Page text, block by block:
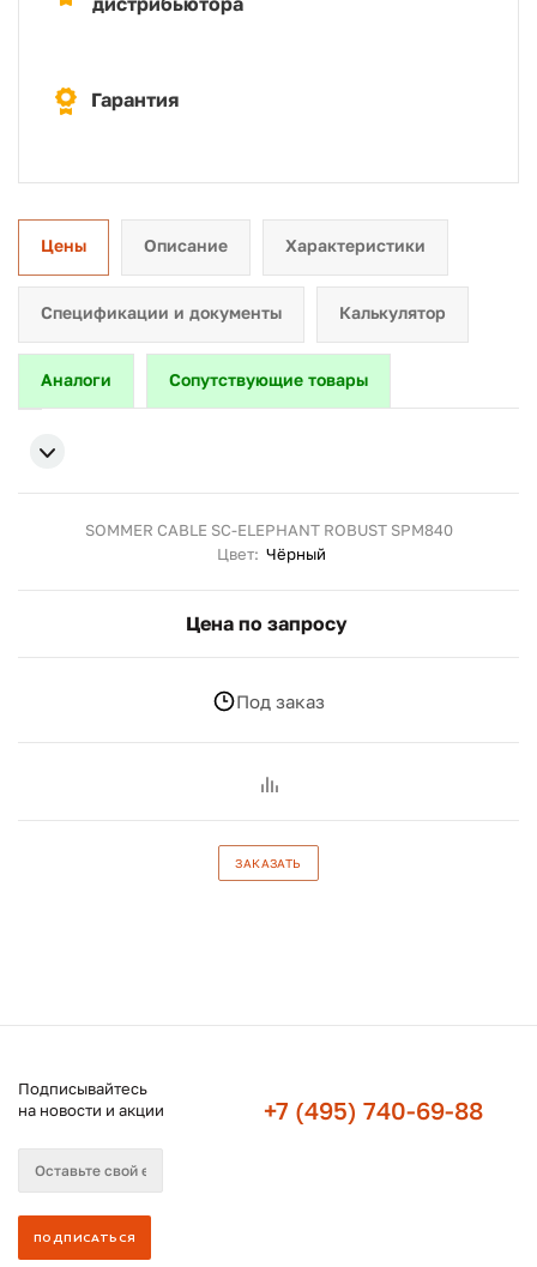
Гарантия
Цены Описание Характеристики
Спецификации и документы Калькулятор
Аналоги Сопутствующие товары
SOMMER CABLE SC-ELEPHANT ROBUST SPM840
Цвет: Чёрный
Цена по запросу
Под заказ
ЗАКАЗАТЬ
Подписывайтесь
на новости и акции
+7 (495) 740-69-88